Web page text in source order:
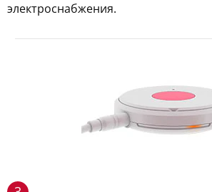
электроснабжения.